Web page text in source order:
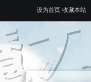
设为首页 收藏本站